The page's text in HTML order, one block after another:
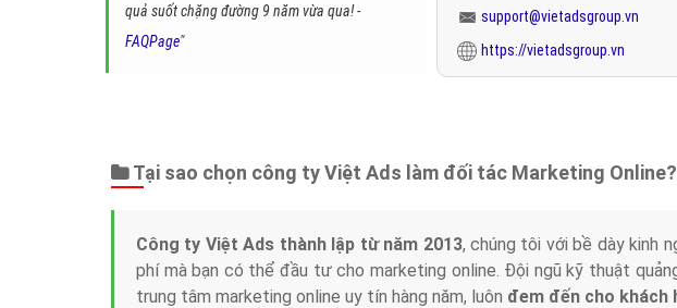
quả suốt chặng đường 9 năm vừa qua! -
FAQPage"
support@vietadsgroup.vn
https://vietadsgroup.vn
Tại sao chọn công ty Việt Ads làm đối tác Marketing Online?
Công ty Việt Ads thành lập từ năm 2013, chúng tôi với bề dày kinh
phí mà bạn có thể đầu tư cho marketing online. Đội ngũ kỹ thuật
trung tâm marketing online uy tín hàng năm, luôn đem đến cho khách